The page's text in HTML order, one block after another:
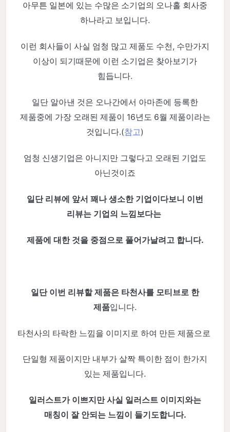
아무튼 일본에 있는 수많은 소기업의 오나홀 회사중
하나라고 보입니다.
이런 회사들이 사실 엄청 많고 제품도 수천, 수만가지
이상이 되기때문에 이런 소기업은 찾아보기가
힘듭니다.
일단 알아낸 것은 오나간에서 아마존에 등록한
제품중에 가장 오래된 제품이 16년도 6월 제품이라는
것입니다.(참고)
엄청 신생기업은 아니지만 그렇다고 오래된 기업도
아닌것이죠
일단 리뷰에 앞서 꽤나 생소한 기업이다보니 이번
리뷰는 기업의 느낌보다는
제품에 대한 것을 중점으로 풀어가날려고 합니다.
일단 이번 리뷰할 제품은 타천사를 모티브로 한
제품입니다.
타천사의 타락한 느낌을 이미지로 하여 만든 제품으로
단일형 제품이지만 내부가 살짝 특이한 점이 한가지
있는 제품입니다.
일러스트가 이쁘지만 사실 일러스트 이미지와는
매칭이 잘 안되는 느낌이 들기도합니다.